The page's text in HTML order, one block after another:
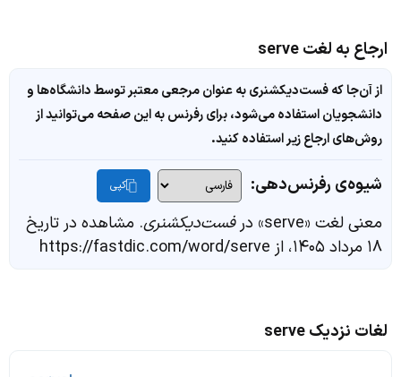
ارجاع به لغت serve
از آن‌جا که فست‌دیکشنری به عنوان مرجعی معتبر توسط دانشگاه‌ها و
دانشجویان استفاده می‌شود، برای رفرنس به این صفحه می‌توانید از
روش‌های ارجاع زیر استفاده کنید.
شیوه‌ی رفرنس‌دهی: کپی
معنی لغت «serve» در فست‌دیکشنری. مشاهده در تاریخ
۱۸ مرداد ۱۴۰۵، از https://fastdic.com/word/serve
لغات نزدیک serve